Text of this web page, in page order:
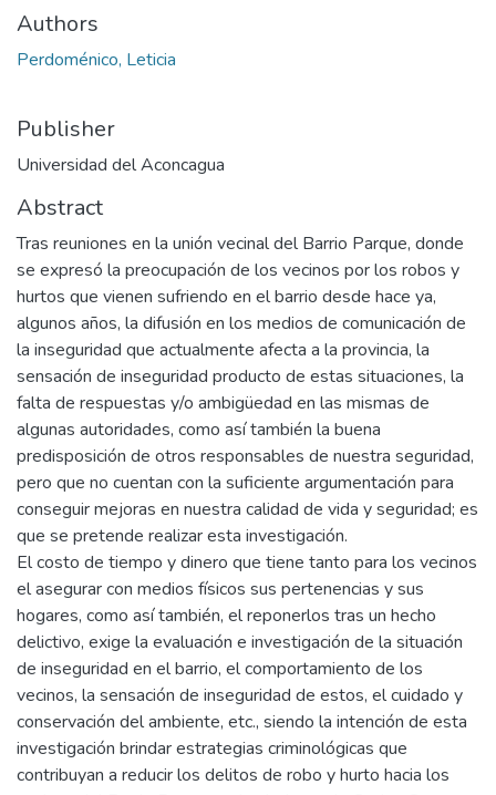
Authors
Perdoménico, Leticia
Publisher
Universidad del Aconcagua
Abstract
Tras reuniones en la unión vecinal del Barrio Parque, donde
se expresó la preocupación de los vecinos por los robos y
hurtos que vienen sufriendo en el barrio desde hace ya,
algunos años, la difusión en los medios de comunicación de
la inseguridad que actualmente afecta a la provincia, la
sensación de inseguridad producto de estas situaciones, la
falta de respuestas y/o ambigüedad en las mismas de
algunas autoridades, como así también la buena
predisposición de otros responsables de nuestra seguridad,
pero que no cuentan con la suficiente argumentación para
conseguir mejoras en nuestra calidad de vida y seguridad; es
que se pretende realizar esta investigación.
El costo de tiempo y dinero que tiene tanto para los vecinos
el asegurar con medios físicos sus pertenencias y sus
hogares, como así también, el reponerlos tras un hecho
delictivo, exige la evaluación e investigación de la situación
de inseguridad en el barrio, el comportamiento de los
vecinos, la sensación de inseguridad de estos, el cuidado y
conservación del ambiente, etc., siendo la intención de esta
investigación brindar estrategias criminológicas que
contribuyan a reducir los delitos de robo y hurto hacia los